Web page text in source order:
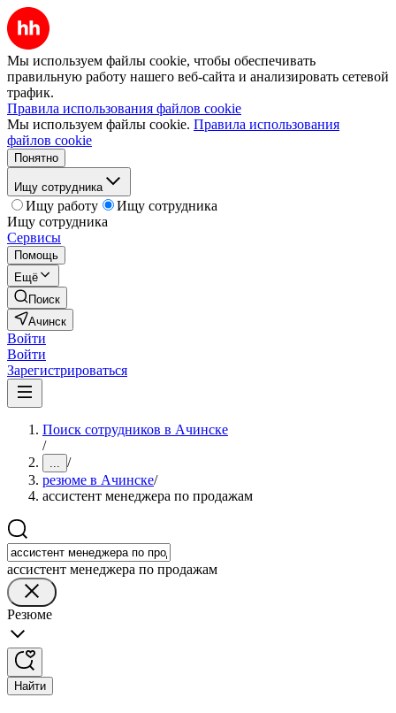
Мы используем файлы cookie, чтобы обеспечивать
правильную работу нашего веб-сайта и анализировать сетевой
трафик.
Правила использования файлов cookie
Мы используем файлы cookie. Правила использования
файлов cookie
Понятно
Ищу сотрудника
Ищу работу
Ищу сотрудника
Ищу сотрудника
Сервисы
Помощь
Ещё
Поиск
Ачинск
Войти
Войти
Зарегистрироваться
Поиск сотрудников в Ачинске
/
... /
резюме в Ачинске/
ассистент менеджера по продажам
ассистент менеджера по продажам
Резюме
Найти